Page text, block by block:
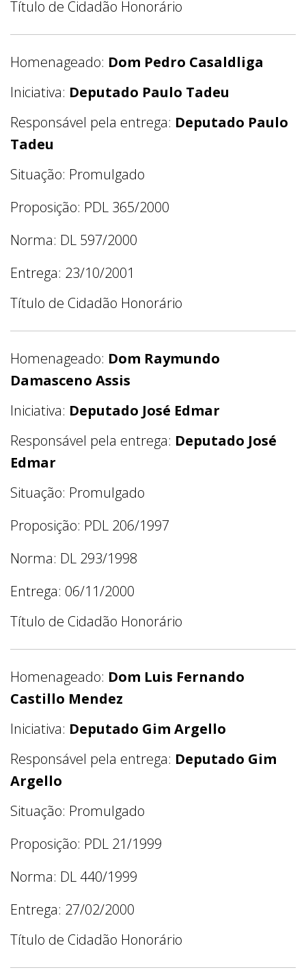
Título de Cidadão Honorário
Homenageado: Dom Pedro Casaldliga
Iniciativa: Deputado Paulo Tadeu
Responsável pela entrega: Deputado Paulo
Tadeu
Situação: Promulgado
Proposição: PDL 365/2000
Norma: DL 597/2000
Entrega: 23/10/2001
Título de Cidadão Honorário
Homenageado: Dom Raymundo
Damasceno Assis
Iniciativa: Deputado José Edmar
Responsável pela entrega: Deputado José
Edmar
Situação: Promulgado
Proposição: PDL 206/1997
Norma: DL 293/1998
Entrega: 06/11/2000
Título de Cidadão Honorário
Homenageado: Dom Luis Fernando
Castillo Mendez
Iniciativa: Deputado Gim Argello
Responsável pela entrega: Deputado Gim
Argello
Situação: Promulgado
Proposição: PDL 21/1999
Norma: DL 440/1999
Entrega: 27/02/2000
Título de Cidadão Honorário